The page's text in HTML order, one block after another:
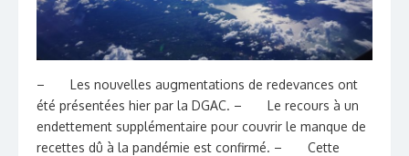
– Les nouvelles augmentations de redevances ont
été présentées hier par la DGAC. – Le recours à un
endettement supplémentaire pour couvrir le manque de
recettes dû à la pandémie est confirmé. – Cette